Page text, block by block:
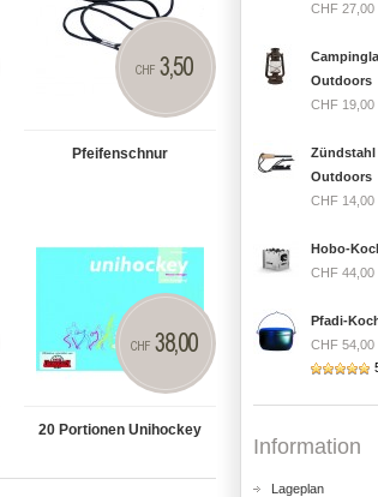
Pfeifenschnur
CHF 3,50
20 Portionen Unihockey
CHF 38,00
CHF 27,00
Outdoors
CHF 19,00
Zündstahl
Outdoors
CHF 14,00
Hobo-
CHF 44,00
Pfadi-
CHF 54,00
Information
Lageplan